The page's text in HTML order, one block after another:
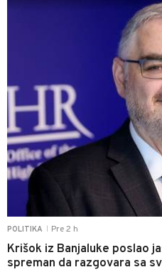
POLITIKA Pre 2 h
Krišok iz Banjaluke poslao
spreman da razgovara sa